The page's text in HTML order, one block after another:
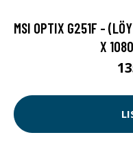
MSI OPTIX G251F -
X